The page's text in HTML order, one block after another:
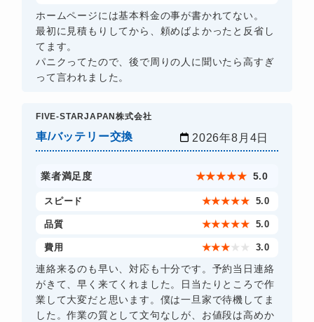
ホームページには基本料金の事が書かれてない。
最初に見積もりしてから、頼めばよかったと反省し
てます。
パニクってたので、後で周りの人に聞いたら高すぎ
って言われました。
FIVE-STARJAPAN株式会社
車/バッテリー交換 2026年8月4日
業者満足度 ★★★★★ 5.0
スピード ★★★★★ 5.0
品質 ★★★★★ 5.0
費用 ★★★ ★ ★ 3.0
連絡来るのも早い、対応も十分です。予約当日連絡
がきて、早く来てくれました。日当たりところで作
業して大変だと思います。僕は一旦家で待機してま
した。作業の質として文句なしが、お値段は高めか